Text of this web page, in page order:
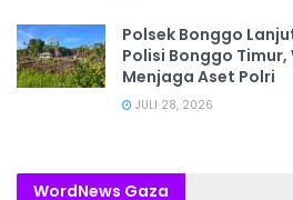
Polsek Bonggo
Polisi Bonggo
Menjaga Aset Polri
JULI 28, 2026
WordNews Gaza